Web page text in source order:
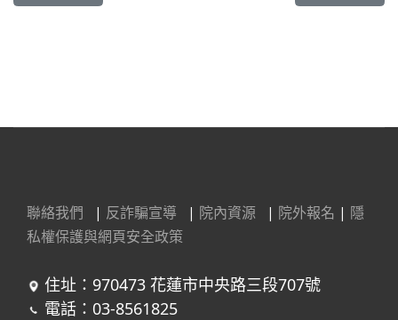
聯絡我們 | 反詐騙宣導 | 院內資源 | 院外報名 | 隱
私權保護與網頁安全政策
住址：970473 花蓮市中央路三段707號
電話：03-8561825